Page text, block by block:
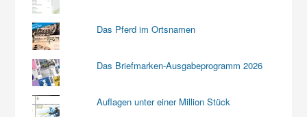
Das Pferd im Ortsnamen
Das Briefmarken-Ausgabeprogramm 2026
Auflagen unter einer Million Stück